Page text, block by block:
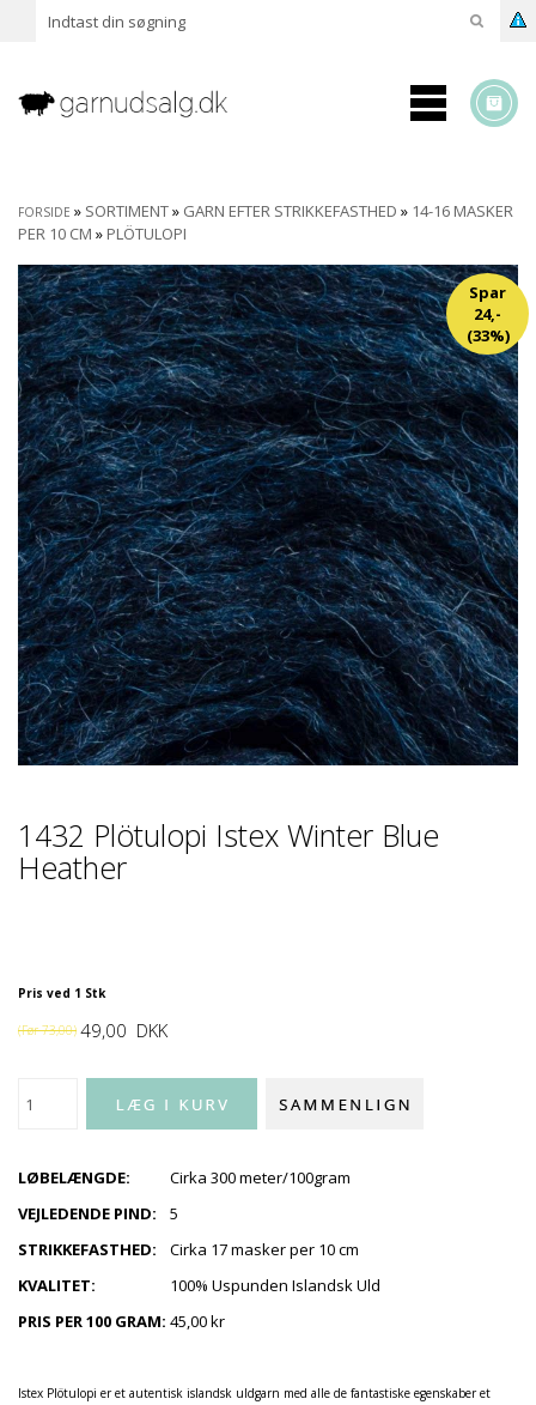
FORSIDE » SORTIMENT» GARN EFTER STRIKKEFASTHED » 14-16 MASKER
PER 10 CM » PLÖTULOPI
Spar
24,-
(33%)
1432 Plötulopi Istex Winter Blue
Heather
Pris ved 1 Stk
(Før73,00) 49,00 DKK
LØBELÆNGDE:
VEJLEDENDE PIND:
STRIKKEFASTHED:
KVALITET:
PRIS PER 100 GRAM:
Cirka 300 meter/100gram
5
Cirka 17 masker per 10 cm
100% Uspunden Islandsk Uld
45,00 kr
Istex Plötulopi er et autentisk islandsk uldgarn med alle de fantastiske egenskaber et